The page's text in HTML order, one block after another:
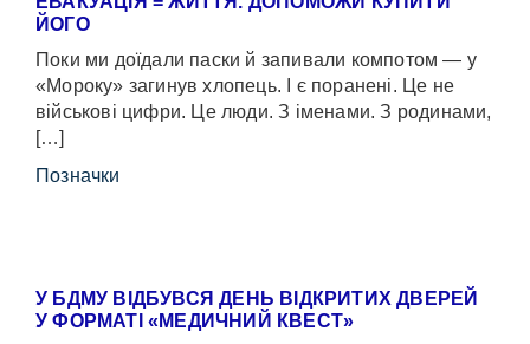
ЙОГО
Поки ми доїдали паски й запивали компотом — у
«Мороку» загинув хлопець. І є поранені. Це не
військові цифри. Це люди. З іменами. З родинами,
[…]
Позначки
У БДМУ ВІДБУВСЯ ДЕНЬ ВІДКРИТИХ ДВЕРЕЙ
У ФОРМАТІ «МЕДИЧНИЙ КВЕСТ»